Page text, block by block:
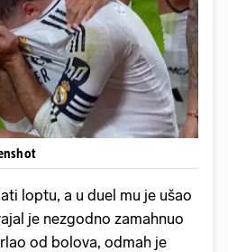
loptu, a u duel mu je ušao
je nezgodno zamahnuo
od bolova, odmah je